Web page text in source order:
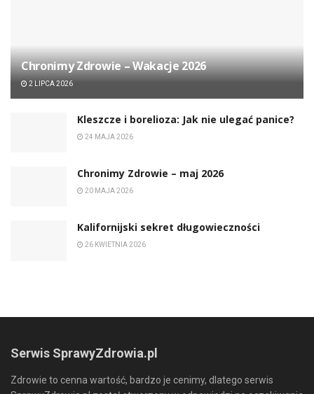
Chronimy Zdrowie ­– Wakacje 2026
2 LIPCA 2026
Kleszcze i borelioza: Jak nie ulegać panice?
24 MAJA 2026
Chronimy Zdrowie ­– maj 2026
20 MAJA 2026
Kalifornijski sekret długowieczności
26 KWIETNIA 2026
Serwis SprawyZdrowia.pl
Zdrowie to cenna wartość, bardzo je cenimy, dlatego serwis